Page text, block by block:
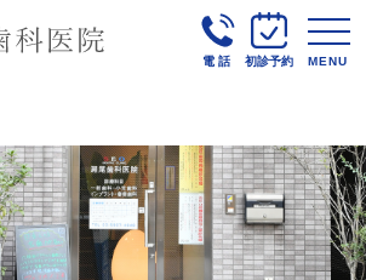
電話 初診予約 MENU